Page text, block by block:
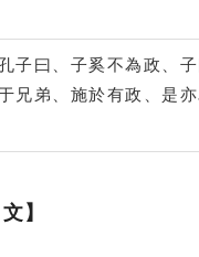
子曰、子奚不為政、
兄弟、施於有政、是
】